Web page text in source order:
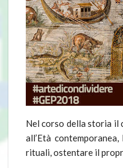
Nel corso della storia il
all’Età
rituali, ostentare il